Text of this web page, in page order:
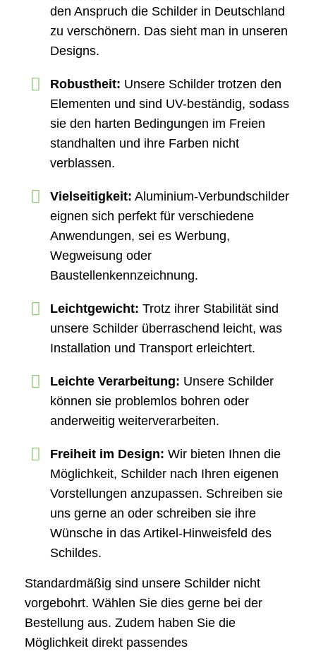
den Anspruch die Schilder in Deutschland
zu verschönern. Das sieht man in unseren
Designs.
Robustheit: Unsere Schilder trotzen den
Elementen und sind UV-beständig, sodass
sie den harten Bedingungen im Freien
standhalten und ihre Farben nicht
verblassen.
Vielseitigkeit: Aluminium-Verbundschilder
eignen sich perfekt für verschiedene
Anwendungen, sei es Werbung,
Wegweisung oder
Baustellenkennzeichnung.
Leichtgewicht:Trotz ihrer Stabilität sind
unsere Schilder überraschend leicht, was
Installation und Transport erleichtert.
Leichte Verarbeitung: Unsere Schilder
können sie problemlos bohren oder
anderweitig weiterverarbeiten.
Freiheit im Design:Wir bieten Ihnen die
Möglichkeit, Schilder nach Ihren eigenen
Vorstellungen anzupassen. Schreiben sie
uns gerne an oder schreiben sie ihre
Wünsche in das Artikel-Hinweisfeld des
Schildes.
Standardmäßig sind unsere Schilder nicht
vorgebohrt. Wählen Sie dies gerne bei der
Bestellung aus. Zudem haben Sie die
Möglichkeit direkt passendes